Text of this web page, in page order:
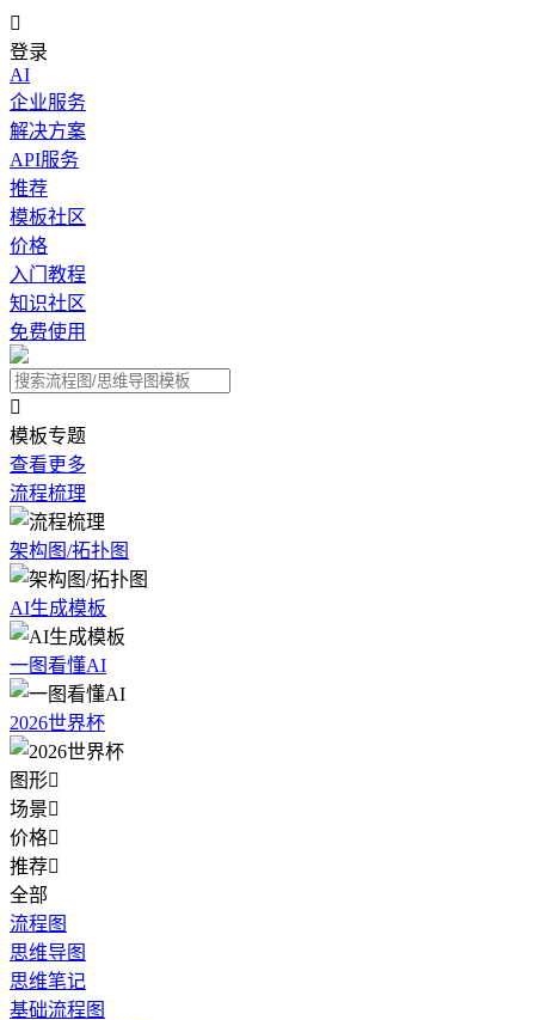

登录
AI
企业服务
解决方案
API服务
推荐
模板社区
价格
入门教程
知识社区
免费使用

模板专题
查看更多
流程梳理
架构图/拓扑图
AI生成模板
一图看懂AI
2026世界杯
图形
场景
价格
推荐
全部
流程图
思维导图
思维笔记
基础流程图